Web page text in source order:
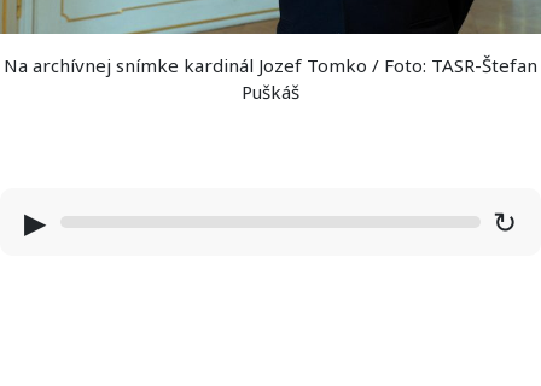
Na archívnej snímke kardinál Jozef Tomko / Foto: TASR-Štefan
Puškáš
▶ ↻